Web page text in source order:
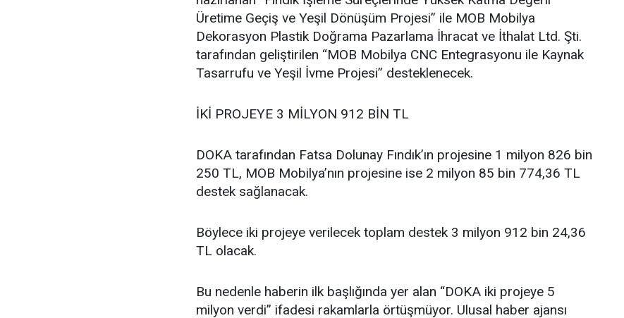
Üretime Geçiş ve Yeşil Dönüşüm Projesi” ile MOB Mobilya
Dekorasyon Plastik Doğrama Pazarlama İhracat ve İthalat Ltd. Şti.
tarafından geliştirilen “MOB Mobilya CNC Entegrasyonu ile Kaynak
Tasarrufu ve Yeşil İvme Projesi” desteklenecek.
İKİ PROJEYE 3 MİLYON 912 BİN TL
DOKA tarafından Fatsa Dolunay Fındık’ın projesine 1 milyon 826 bin
250 TL, MOB Mobilya’nın projesine ise 2 milyon 85 bin 774,36 TL
destek sağlanacak.
Böylece iki projeye verilecek toplam destek 3 milyon 912 bin 24,36
TL olacak.
Bu nedenle haberin ilk başlığında yer alan “DOKA iki projeye 5
milyon verdi” ifadesi rakamlarla örtüşmüyor. Ulusal haber ajansı